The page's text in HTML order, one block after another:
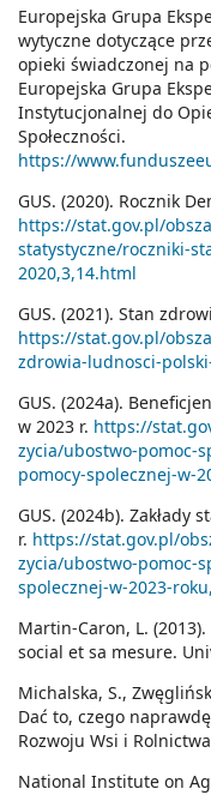
Europejska Grupa
wytyczne dotyczące
opieki świadczonej na
Europejska Grupa
Instytucjonalnej do
Społeczności.
https://
GUS. (2020). Rocznik
https://stat.gov.pl/
statystyczne/roczniki-
2020,3,14.html
GUS. (2021). Stan
https://stat.gov.pl/
zdrowia-ludnosci-
GUS. (2024a).
w 2023 r. https://
zycia/ubostwo-pomoc-
pomocy-spolecznej-w-
GUS. (2024b). Zakłady
r. https://stat.gov.pl/
zycia/ubostwo-pomoc-
spolecznej-w-2023-
Martin-Caron, L.
social et sa mesure.
Michalska, S.,
Dać to, czego
Rozwoju Wsi i
National Institute on